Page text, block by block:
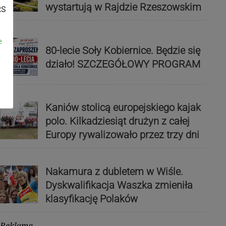
wystartują w Rajdzie Rzeszowskim
80-lecie Soły Kobiernice. Będzie się
działo! SZCZEGÓŁOWY PROGRAM
Kaniów stolicą europejskiego kajak
polo. Kilkadziesiąt drużyn z całej
Europy rywalizowało przez trzy dni
Nakamura z dubletem w Wiśle.
Dyskwalifikacja Waszka zmieniła
klasyfikację Polaków